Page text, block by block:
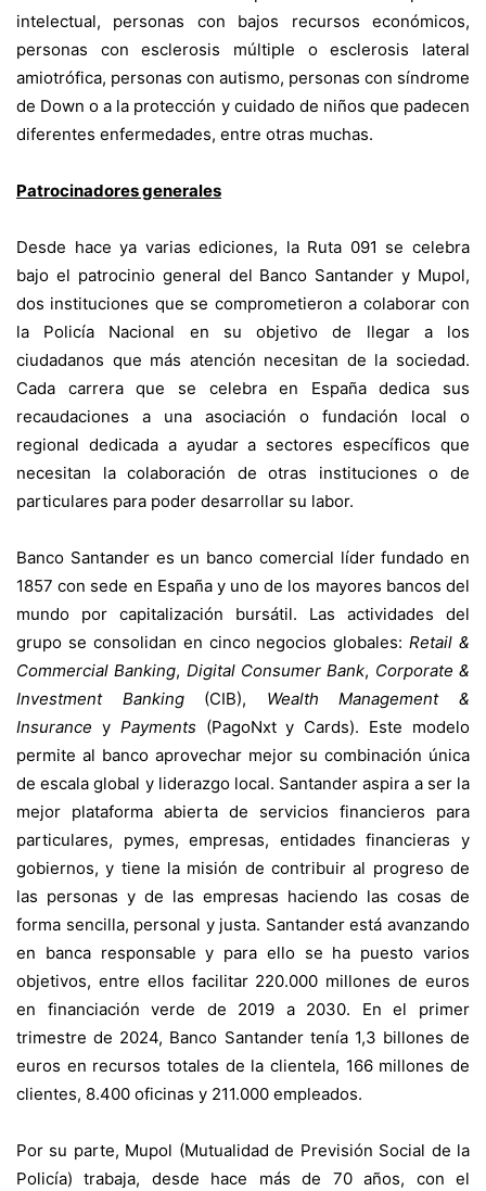
intelectual, personas con bajos recursos económicos,
personas con esclerosis múltiple o esclerosis lateral
amiotrófica, personas con autismo, personas con síndrome
de Down o a la protección y cuidado de niños que padecen
diferentes enfermedades, entre otras muchas.
Patrocinadores generales
Desde hace ya varias ediciones, la Ruta 091 se celebra
bajo el patrocinio general del Banco Santander y Mupol,
dos instituciones que se comprometieron a colaborar con
la Policía Nacional en su objetivo de llegar a los
ciudadanos que más atención necesitan de la sociedad.
Cada carrera que se celebra en España dedica sus
recaudaciones a una asociación o fundación local o
regional dedicada a ayudar a sectores específicos que
necesitan la colaboración de otras instituciones o de
particulares para poder desarrollar su labor.
Banco Santander es un banco comercial líder fundado en
1857 con sede en España y uno de los mayores bancos del
mundo por capitalización bursátil. Las actividades del
grupo se consolidan en cinco negocios globales:Retail &
Commercial Banking, Digital Consumer Bank, Corporate &
Investment Banking(CIB), Wealth Management &
Insurance y Payments(PagoNxt y Cards). Este modelo
permite al banco aprovechar mejor su combinación única
de escala global y liderazgo local. Santander aspira a ser la
mejor plataforma abierta de servicios financieros para
particulares, pymes, empresas, entidades financieras y
gobiernos, y tiene la misión de contribuir al progreso de
las personas y de las empresas haciendo las cosas de
forma sencilla, personal y justa. Santander está avanzando
en banca responsable y para ello se ha puesto varios
objetivos, entre ellos facilitar 220.000 millones de euros
en financiación verde de 2019 a 2030. En el primer
trimestre de 2024, Banco Santander tenía 1,3 billones de
euros en recursos totales de la clientela, 166 millones de
clientes, 8.400 oficinas y 211.000 empleados.
Por su parte, Mupol (Mutualidad de Previsión Social de la
Policía) trabaja, desde hace más de 70 años, con el